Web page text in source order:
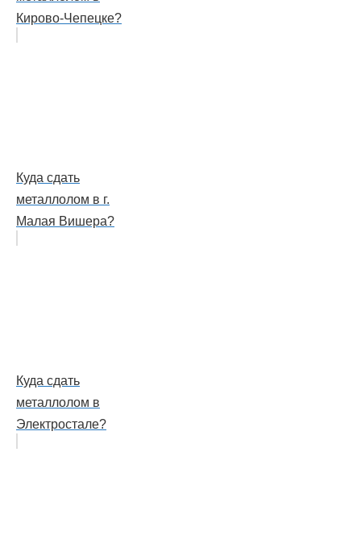
Кирово-Чепецке?
Куда сдать
металлолом в г.
Малая Вишера?
Куда сдать
металлолом в
Электростале?